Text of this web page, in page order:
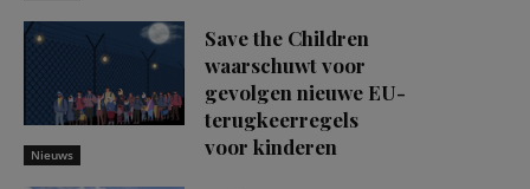
Nieuws
Save the Children
waarschuwt voor
gevolgen nieuwe EU-
terugkeerregels
voor kinderen